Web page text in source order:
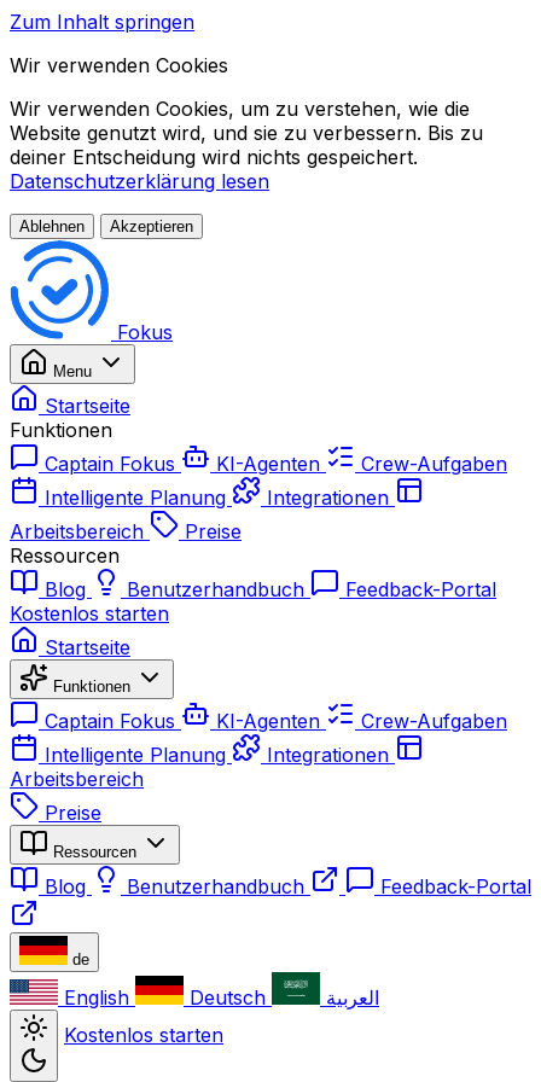
Zum Inhalt springen
Wir verwenden Cookies
Wir verwenden Cookies, um zu verstehen, wie die
Website genutzt wird, und sie zu verbessern. Bis zu
deiner Entscheidung wird nichts gespeichert.
Datenschutzerklärung lesen
Ablehnen Akzeptieren
Fokus
Menu
Startseite
Funktionen
Captain Fokus
KI-Agenten
Crew-Aufgaben
Intelligente Planung
Integrationen
Arbeitsbereich
Preise
Ressourcen
Blog
Benutzerhandbuch
Feedback-Portal
Kostenlos starten
Startseite
Funktionen
Captain Fokus KI-Agenten
Crew-Aufgaben
Intelligente Planung
Integrationen
Arbeitsbereich
Preise
Ressourcen
Blog Benutzerhandbuch Feedback-Portal
de
English Deutsch
العربية
Kostenlos starten